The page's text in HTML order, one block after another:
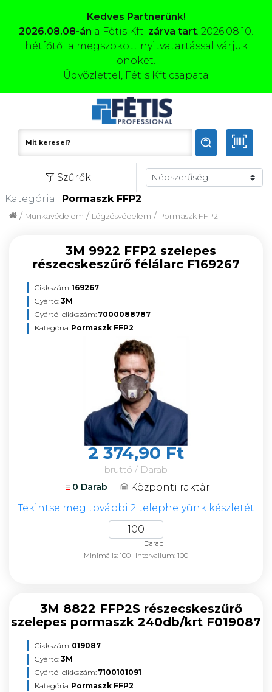
Kedves Partnerünk!
2026.08.08-án a Fétis Kft. zárva tart. 2026.08.10.
hétfőtől a megszokott nyitvatartással várjuk
önöket.
Üdvözlettel, Fétis Kft csapata
Szűrők
Kategória: Pormaszk FFP2
Pormaszk FFP2
/
Légzésvédelem
/
Munkavédelem
/
3M 9922 FFP2 szelepes
részecskeszűrő félálarc F169267
Cikkszám:169267
Gyártó:3M
Gyártói cikkszám: 7000088787
Kategória: Pormaszk FFP2
2 374,90 Ft
bruttó / Darab
0 Darab
Központi raktár
Tekintse meg további 2 telephelyünk készletét
Darab
Minimális: 100
Intervallum: 100
3M 8822 FFP2S részecskeszűrő
szelepes pormaszk 240db/krt F019087
Cikkszám: 019087
Gyártó:3M
Gyártói cikkszám: 7100101091
Kategória: Pormaszk FFP2